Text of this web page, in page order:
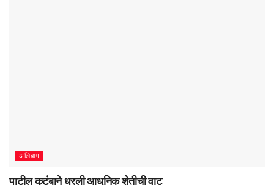
अलिबाग
पाटील कुटुंबाने धरली आधुनिक शेतीची वाट